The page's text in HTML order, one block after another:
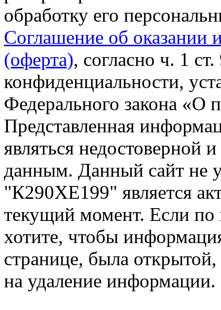
обработку его
Соглашение об оказании
(оферта), согласно ч. 1
конфиденциальности,
Федерального закона «О
Представленная
являться недостоверной
данным. Данный сайт не
"К290ХЕ199" является
текущий момент. Если
хотите, чтобы
странице, была открытой,
на удаление информации.